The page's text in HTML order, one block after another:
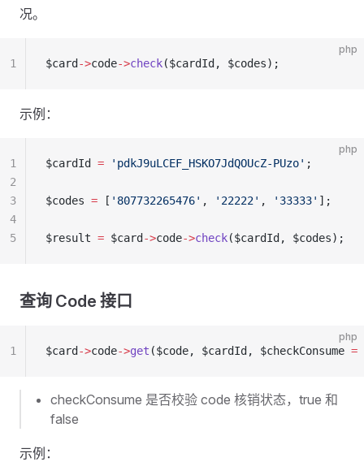
况。
php
$card ->code->check($cardId, $codes);
1
示例：
php
$cardId = 'pdkJ9uLCEF_HSKO7JdQOUcZ-PUzo' ;
$codes = [ '807732265476' , '22222' , '33333' ];
$result = $card ->code->check($cardId, $codes);
1
2
3
4
5
查询 Code 接口
php
$card ->code->get ($code, $cardId, $checkConsume =
1
checkConsume 是否校验 code 核销状态，true 和
false
示例：